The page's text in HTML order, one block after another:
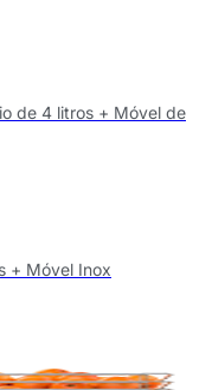
de 4 litros + Móvel de
+ Móvel Inox